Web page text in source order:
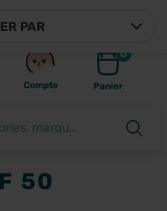
Compte
0
Panier
PAR
50